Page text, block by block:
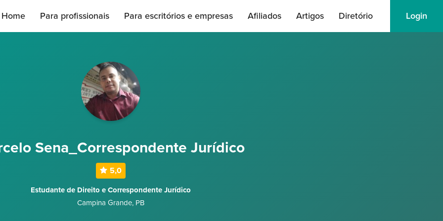
Home Para profissionais Para escritórios e empresas Afiliados Artigos Diretório Login
Sena_Correspondente Jurídico
5,0
Estudante de Direito e Correspondente Jurídico
Campina Grande, PB